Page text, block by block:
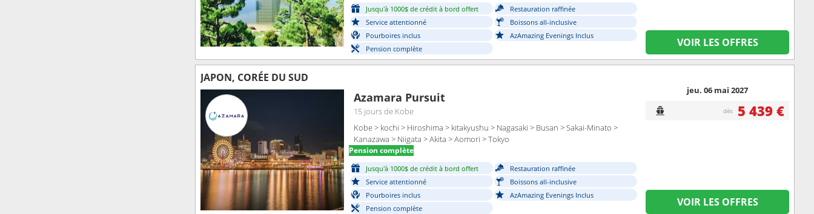
Jusqu'à 1000$ de crédit à bord offert
Restauration raffinée
Service attentionné
Boissons all-inclusive
Pourboires inclus
AzAmazing Evenings Inclus
Pension complète
VOIR LES OFFRES
JAPON, CORÉE DU SUD
Azamara Pursuit
15 joursde Kobe
Kobe > kochi > Hiroshima > kitakyushu > Nagasaki > Busan > Sakai-Minato >
Kanazawa > Niigata > Akita > Aomori > Tokyo
Pension complète
Jusqu'à 1000$ de crédit à bord offert
Restauration raffinée
Service attentionné
Boissons all-inclusive
Pourboires inclus
AzAmazing Evenings Inclus
Pension complète
jeu. 06 mai 2027
dès 5 439 €
VOIR LES OFFRES